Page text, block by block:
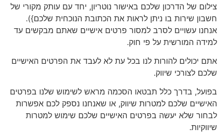
צילום של הדרכון שלכם באישור נוטריון, יחד עם עותק מקורי של
חשבון שירות בו ניתן לראות את הכתובת הנוכחית שלכם}).
אנחנו עשויים לסרב למסור פרטים אישיים שאתם מבקשים עד
למידה המורשית על פי חוק.
אתם יכולים להורות לנו בכל עת לא לעבד את הפרטים האישיים
שלכם לצורכי שיווק.
בפועל, בדרך כלל תבטאו הסכמה מראש לשימוש שלנו בפרטים
האישיים שלכם למטרות שיווק, או שאנחנו נספק לכם אפשרות
לבחור שלא יעשה בפרטים האישיים שלכם שימוש למטרות
שיווקיות.